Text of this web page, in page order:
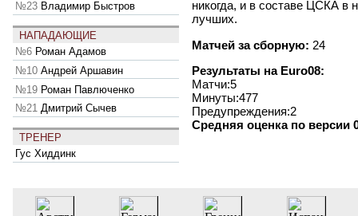
№23 Владимир Быстров
НАПАДАЮЩИЕ
№6 Роман Адамов
№10 Андрей Аршавин
№19 Роман Павлюченко
№21 Дмитрий Сычев
ТРЕНЕР
Гус Хиддинк
никогда, и в составе ЦСКА в
лучших.
Матчей за сборную: 24
Результаты на Euro08:
Матчи:5
Минуты:477
Предупреждения:2
Средняя оценка по версии